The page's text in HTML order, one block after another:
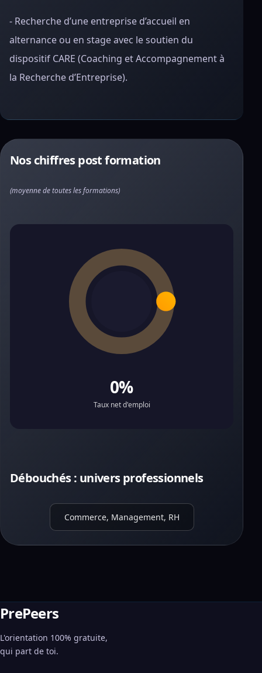
- Recherche d’une entreprise d’accueil en
alternance ou en stage avec le soutien du
dispositif CARE (Coaching et Accompagnement à
la Recherche d’Entreprise).
Nos chiffres post formation
(moyenne de toutes les formations)
0%
Taux net d'emploi
Débouchés : univers professionnels
Commerce, Management, RH
PrePeers
L'orientation 100% gratuite,
qui part de toi.